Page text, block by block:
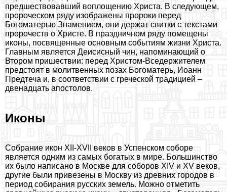
предшествовавший воплощению Христа. В следующем,
пророческом ряду изображены пророки перед
Богоматерью Знамением, они держат свитки с текстами
пророчеств о Христе. В праздничном ряду помещены
иконы, посвященные основным событиям жизни Христа.
Главным является Деисисный чин, напоминающий о
Втором пришествии: перед Христом-Вседержителем
предстоят в молитвенных позах Богоматерь, Иоанн
Предтеча и, в соответствии с греческой традицией –
двенадцать апостолов.
Иконы
Собрание икон XII-XVII веков в Успенском соборе
является одним из самых богатых в мире. Большинство
их было написано в Москве для соборов XIV и XV веков,
другие были привезены в Москву из древних городов в
период собирания русских земель. Можно отметить